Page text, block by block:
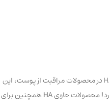
که با نام اختصاری HA نیز شناخته می‌شود.محصولاتی که برای کاهش چین و چروک و یا خطوط ریز ساخته شده‌اند، اغلب شامل اسید هیالورونیک هستند. ایده‌ی پشت استفاده از HA در محصولات مراقبت از پوست، این
است که می‌تواند جایگزین HA طبیعی پوست که به علت افزایش سن از دست می‌رود باشد. HA همچنین یک مرطوب کننده‌ی قوی هم هست، بطوریکه می‌تواند 1000 برابر وزن خود، در خود آب نگه دارد! محصولات حاوی HA همچنین برای